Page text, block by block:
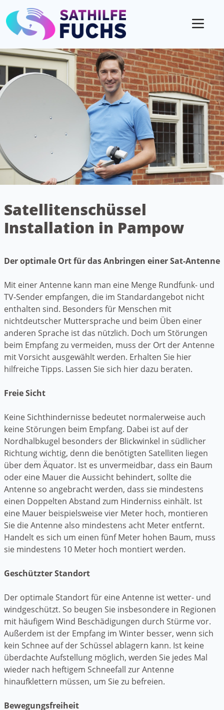
Satellitenschüssel
Installation in Pampow
Der optimale Ort für das Anbringen einer Sat-Antenne
Mit einer Antenne kann man eine Menge Rundfunk- und
TV-Sender empfangen, die im Standardangebot nicht
enthalten sind. Besonders für Menschen mit
nichtdeutscher Muttersprache und beim Üben einer
anderen Sprache ist das nützlich. Doch um Störungen
beim Empfang zu vermeiden, muss der Ort der Antenne
mit Vorsicht ausgewählt werden. Erhalten Sie hier
hilfreiche Tipps. Lassen Sie sich hier dazu beraten.
Freie Sicht
Keine Sichthindernisse bedeutet normalerweise auch
keine Störungen beim Empfang. Dabei ist auf der
Nordhalbkugel besonders der Blickwinkel in südlicher
Richtung wichtig, denn die benötigten Satelliten liegen
über dem Äquator. Ist es unvermeidbar, dass ein Baum
oder eine Mauer die Aussicht behindert, sollte die
Antenne so angebracht werden, dass sie mindestens
einen Doppelten Abstand zum Hinderniss einhält. Ist
eine Mauer beispielsweise vier Meter hoch, montieren
Sie die Antenne also mindestens acht Meter entfernt.
Handelt es sich um einen fünf Meter hohen Baum, muss
sie mindestens 10 Meter hoch montiert werden.
Geschützter Standort
Der optimale Standort für eine Antenne ist wetter- und
windgeschützt. So beugen Sie insbesondere in Regionen
mit häufigem Wind Beschädigungen durch Stürme vor.
Außerdem ist der Empfang im Winter besser, wenn sich
kein Schnee auf der Schüssel ablagern kann. Ist keine
überdachte Aufstellung möglich, werden Sie jedes Mal
wieder nach heftigem Schneefall zur Antenne
hinaufklettern müssen, um Sie zu befreien.
Bewegungsfreiheit